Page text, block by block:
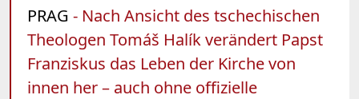
PRAG - Nach Ansicht des tschechischen
Theologen Tomáš Halík verändert Papst
Franziskus das Leben der Kirche von
innen her – auch ohne offizielle